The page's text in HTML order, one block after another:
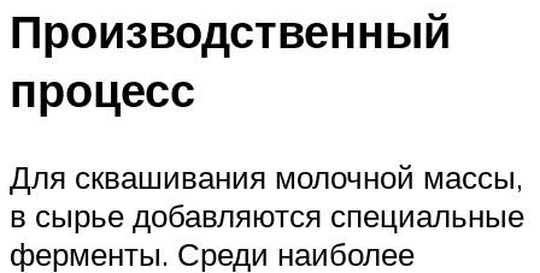
Производственный
процесс
Для сквашивания молочной массы,
в сырье добавляются специальные
ферменты. Среди наиболее